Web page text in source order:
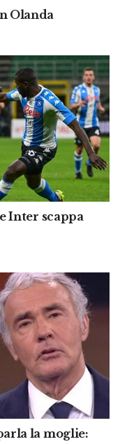
Olanda
Inter scappa
la moglie: